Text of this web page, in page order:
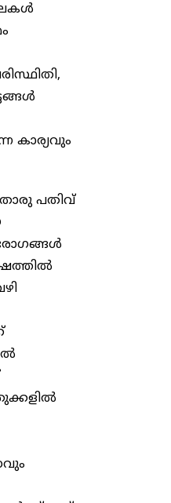
കാര്യവും
പതിവ്